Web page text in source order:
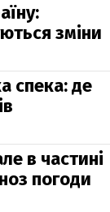
зміни
спека: де
в частині
погоди